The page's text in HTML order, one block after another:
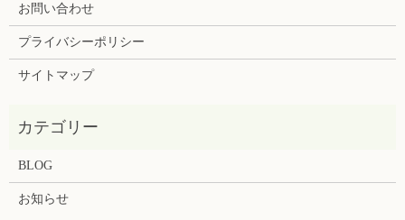
お問い合わせ
プライバシーポリシー
サイトマップ
BLOG
お知らせ